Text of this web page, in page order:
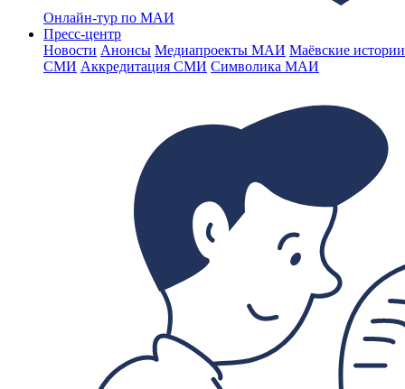
Онлайн-тур по МАИ
Пресс-центр
Новости Анонсы Медиапроекты МАИ Маёвские
СМИ Аккредитация СМИ Символика МАИ